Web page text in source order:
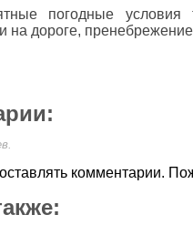
погодные
на дороге,
комментарии.